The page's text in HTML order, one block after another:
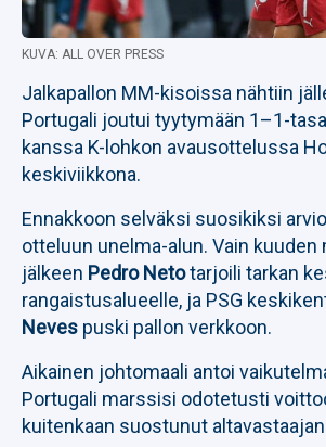
KUVA: ALL OVER PRESS
Jalkapallon MM-kisoissa nähtiin
Portugali joutui tyytymään 1–1-
kanssa K-lohkon avausottelussa
keskiviikkona.
Ennakkoon selväksi suosikiksi
otteluun unelma-alun. Vain kuuden
jälkeen Pedro Netotarjoili tarkan
rangaistusalueelle, ja PSG
Neves puski pallon verkkoon.
Aikainen johtomaali antoi
Portugali marssisi odotetusti
kuitenkaan suostunut